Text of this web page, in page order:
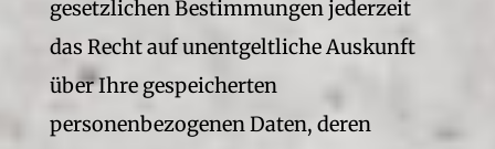
gesetzlichen Bestimmungen jederzeit
das Recht auf unentgeltliche Auskunft
über Ihre gespeicherten
personenbezogenen Daten, deren